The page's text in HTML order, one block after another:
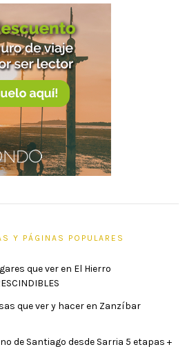
Y PÁGINAS POPULARES
que ver en El Hierro
que ver y hacer en Zanzíbar
de Santiago desde Sarria 5 etapas +